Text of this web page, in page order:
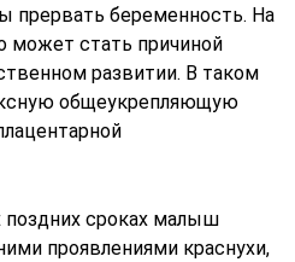
прервать беременность. На
может стать причиной
развитии. В таком
общеукрепляющую
сроках малыш
проявлениями краснухи,